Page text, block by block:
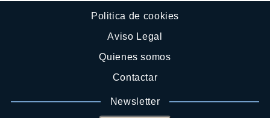
Politica de cookies
Aviso Legal
Quienes somos
Contactar
Newsletter